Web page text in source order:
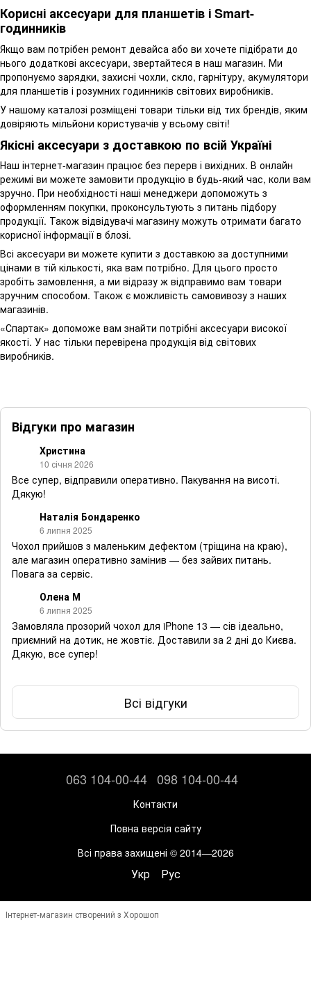
Корисні аксесуари для планшетів і Smart-
годинників
Якщо вам потрібен ремонт девайса або ви хочете підібрати до
нього додаткові аксесуари, звертайтеся в наш магазин. Ми
пропонуємо зарядки, захисні чохли, скло, гарнітуру, акумулятори
для планшетів і розумних годинників світових виробників.
У нашому каталозі розміщені товари тільки від тих брендів, яким
довіряють мільйони користувачів у всьому світі!
Якісні аксесуари з доставкою по всій Україні
Наш інтернет-магазин працює без перерв і вихідних. В онлайн
режимі ви можете замовити продукцію в будь-який час, коли вам
зручно. При необхідності наші менеджери допоможуть з
оформленням покупки, проконсультують з питань підбору
продукції. Також відвідувачі магазину можуть отримати багато
корисної інформації в блозі.
Всі аксесуари ви можете купити з доставкою за доступними
цінами в тій кількості, яка вам потрібно. Для цього просто
зробіть замовлення, а ми відразу ж відправимо вам товари
зручним способом. Також є можливість самовивозу з наших
магазинів.
«Спартак» допоможе вам знайти потрібні аксесуари високої
якості. У нас тільки перевірена продукція від світових
виробників.
Відгуки про магазин
Христина
10 січня 2026
Все супер, відправили оперативно. Пакування на висоті.
Дякую!
Наталія Бондаренко
6 липня 2025
Чохол прийшов з маленьким дефектом (тріщина на краю),
але магазин оперативно замінив — без зайвих питань.
Повага за сервіс.
Олена М
6 липня 2025
Замовляла прозорий чохол для iPhone 13 — сів ідеально,
приємний на дотик, не жовтіє. Доставили за 2 дні до Києва.
Дякую, все супер!
Всі відгуки
063 104-00-44 098 104-00-44
Контакти
Повна версія сайту
Всі права захищені © 2014—2026
Укр Рус
Інтернет-магазин створений з Хорошоп